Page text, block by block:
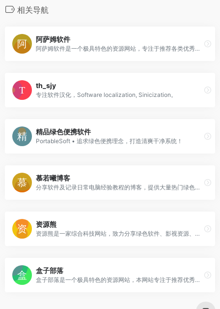
相关导航
阿萨姆软件
阿萨姆软件是一个极具特色的资源网站，专注于推荐各类优秀的互联网资源，你可以免费获取我们精选的电脑软件、手机软件、操作系统、经验教程、影视资源等各个领域的资源！
th_sjy
专注软件汉化，Software localization, Sinicization。
精品绿色便携软件
PortableSoft • 追求绿色便携理念，打造清爽干净系统！
慕若曦博客
分享软件及记录日常电脑经验教程的博客，提供大量热门绿色软件、汉化软件、免费软件、原创软件下载，是业内一流的资源分享博客。
资源熊
资源熊是一家综合科技网站，致力分享绿色软件、影视资源、免费游戏、活动线报、网站源码、网络课程、油猴脚本、浏览器插件等免费资源，专注于分享网络技术资源，努力为各位网友呈现最好的资源！
盒子部落
盒子部落是一个极具特色的资源网站，本网站专注于推荐优秀软件、APP应用和互联网资源，每篇图文评测都极其用心。你在这里可以免费获取我们精选的优秀软件应用、装机必备软件，我们每天都会分享大量的软件，为您提供优质的软件及下载服务。